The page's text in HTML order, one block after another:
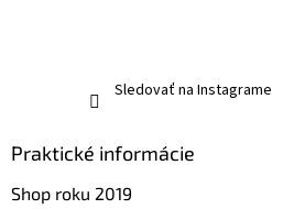
Sledovať na Instagrame
Praktické informácie
Shop roku 2019